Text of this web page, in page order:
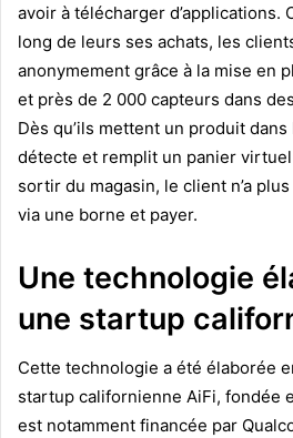
avoir à télécharger d’applications.
long de leurs ses achats, les
anonymement grâce à la mise en
et près de 2 000 capteurs dans
Dès qu’ils mettent un produit dans
détecte et remplit un panier
sortir du magasin, le client n’a
via une borne et payer.
Une technologie
une startup
Cette technologie a été élaborée
startup californienne AiFi, fondée
est notamment financée par